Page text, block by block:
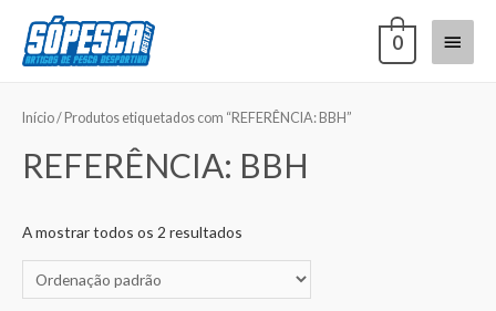
0
Início/ Produtos etiquetados com “REFERÊNCIA: BBH”
REFERÊNCIA: BBH
A mostrar todos os 2 resultados